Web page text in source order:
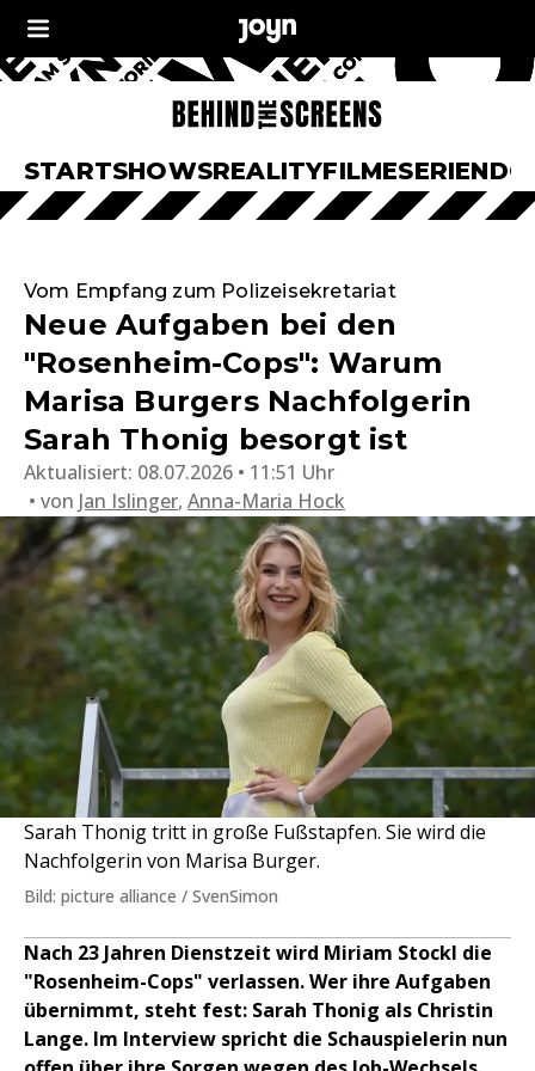
STARTSHOWSREALITYFILMESERIEN
Vom Empfang zum Polizeisekretariat
Neue Aufgaben bei den
"Rosenheim-Cops": Warum
Marisa Burgers Nachfolgerin
Sarah Thonig besorgt ist
Aktualisiert: 08.07.2026 • 11:51 Uhr
von Jan Islinger, Anna-Maria Hock
Sarah Thonig tritt in große Fußstapfen. Sie wird die
Nachfolgerin von Marisa Burger.
Bild: picture alliance / SvenSimon
Nach 23 Jahren Dienstzeit wird Miriam Stockl die
"Rosenheim-Cops" verlassen. Wer ihre Aufgaben
übernimmt, steht fest: Sarah Thonig als Christin
Lange. Im Interview spricht die Schauspielerin nun